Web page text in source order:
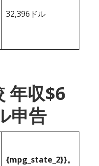
32,396ドル
年収$6
申告
{mpg_state_2}}。